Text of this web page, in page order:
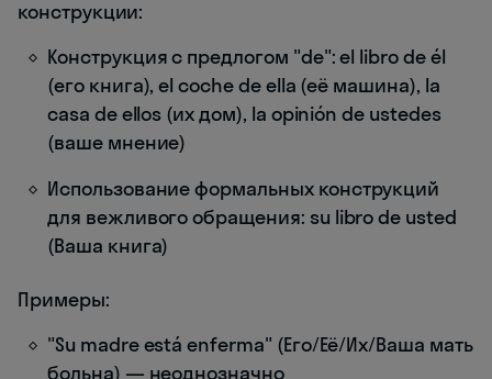
конструкции:
Конструкция с предлогом "de": el libro de él
(его книга), el coche de ella (её машина), la
casa de ellos (их дом), la opinión de ustedes
(ваше мнение)
Использование формальных конструкций
для вежливого обращения: su libro de usted
(Ваша книга)
Примеры:
"Su madre está enferma" (Его/Её/Их/Ваша мать
больна) — неоднозначно